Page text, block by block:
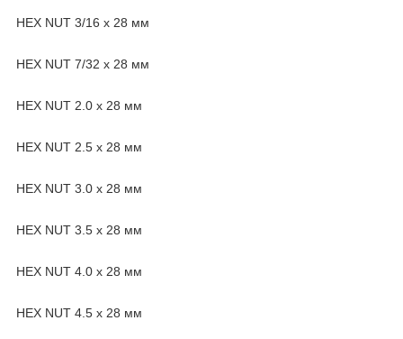
HEX NUT 3/16 х 28 мм
HEX NUT 7/32 х 28 мм
HEX NUT 2.0 х 28 мм
HEX NUT 2.5 х 28 мм
HEX NUT 3.0 х 28 мм
HEX NUT 3.5 х 28 мм
HEX NUT 4.0 х 28 мм
HEX NUT 4.5 х 28 мм